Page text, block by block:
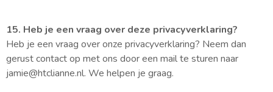
15. Heb je een vraag over deze privacyverklaring?
Heb je een vraag over onze privacyverklaring? Neem dan
gerust contact op met ons door een mail te sturen naar
jamie@htclianne.nl. We helpen je graag.